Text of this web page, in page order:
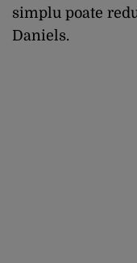
simplu poate
Daniels.